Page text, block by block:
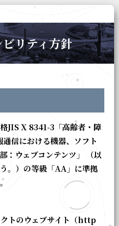
リティ方針
JIS X 8341-3「高齢者・障
信における機器、ソフト
：ウェブコンテンツ」 （以
。）の等級「AA」に準拠
トのウェブサイト（http